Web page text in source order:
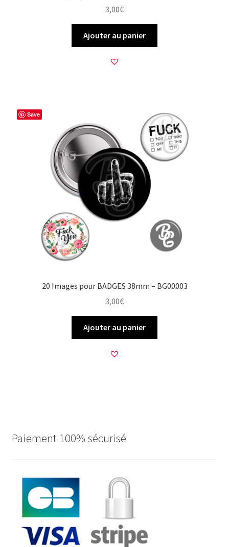
3,00€
Ajouter au panier
Save
20 Images pour BADGES 38mm – BG00003
3,00€
Ajouter au panier
Paiement 100% sécurisé